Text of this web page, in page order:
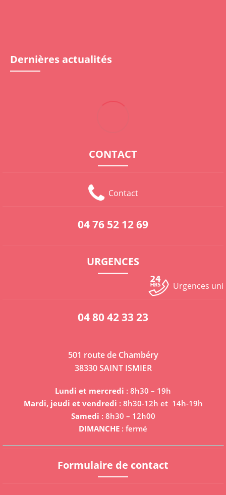
Dernières actualités
CONTACT
Contact
04 76 52 12 69
URGENCES
Urgences
04 80 42 33 23
501 route de Chambéry
38330 SAINT ISMIER
Lundi et mercredi : 8h30 – 19h
Mardi, jeudi et vendredi : 8h30-12h et 14h-19h
Samedi : 8h30 – 12h00
DIMANCHE : fermé
Formulaire de contact